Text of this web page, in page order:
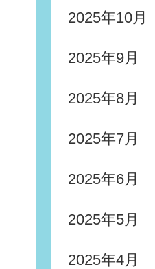
2025年10月
2025年9月
2025年8月
2025年7月
2025年6月
2025年5月
2025年4月